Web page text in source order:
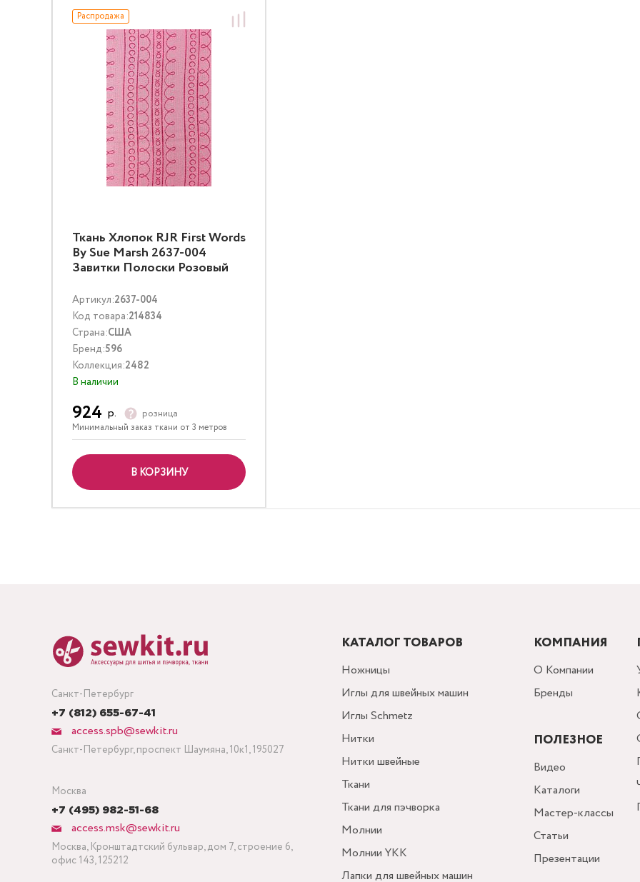
Распродажа
Ткань Хлопок RJR First Words
By Sue Marsh 2637-004
Завитки Полоски Розовый
Артикул:2637-004
Код товара:214834
Страна:США
Бренд:596
Коллекция:2482
В наличии
924 р. розница
Минимальный заказ ткани от 3 метров
В КОРЗИНУ
Санкт-Петербург
+7 (812) 655-67-41
access.spb@sewkit.ru
Санкт-Петербург, проспект Шаумяна, 10к1, 195027
Москва
+7 (495) 982-51-68
access.msk@sewkit.ru
Москва, Кронштадтский бульвар, дом 7, строение 6,
офис 143, 125212
КАТАЛОГ ТОВАРОВ
Ножницы
Иглы для швейных машин
Иглы Schmetz
Нитки
Нитки швейные
Ткани
Ткани для пэчворка
Молнии
Молнии YKK
Лапки для швейных машин
КОМПАНИЯ
О Компании
Бренды
ПОЛЕЗНОЕ
Видео
Каталоги
Мастер-классы
Статьи
Презентации